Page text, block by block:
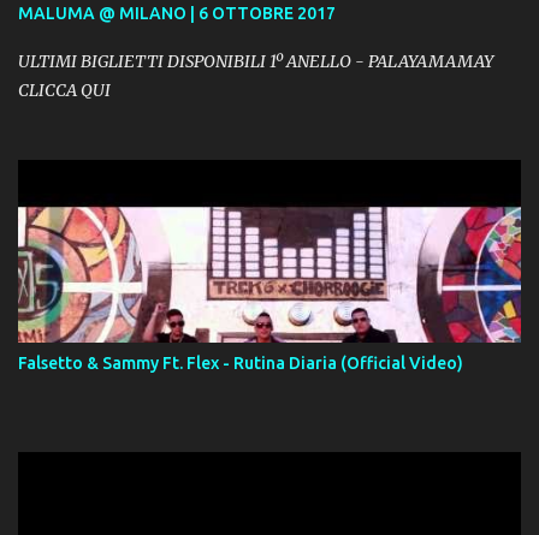
MALUMA @ MILANO | 6 OTTOBRE 2017
ULTIMI BIGLIETTI DISPONIBILI 1º ANELLO - PALAYAMAMAY
CLICCA QUI
Falsetto & Sammy Ft. Flex - Rutina Diaria (Official Video)